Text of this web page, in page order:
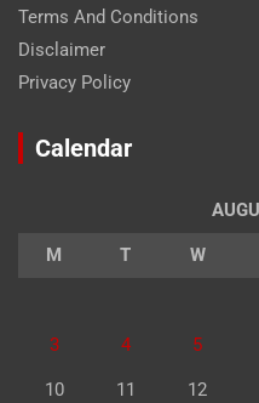
Terms And Conditions
Disclaimer
Privacy Policy
Calendar
M T W
3 4 5
10 11 12